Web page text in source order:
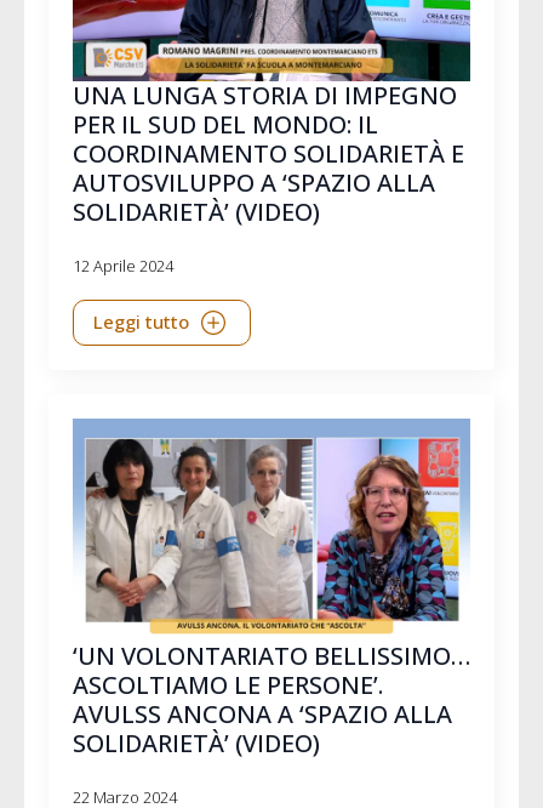
UNA LUNGA STORIA DI IMPEGNO
PER IL SUD DEL MONDO: IL
COORDINAMENTO SOLIDARIETÀ E
AUTOSVILUPPO A ‘SPAZIO ALLA
SOLIDARIETÀ’ (VIDEO)
12 Aprile 2024
Leggi tutto
‘UN VOLONTARIATO BELLISSIMO…
ASCOLTIAMO LE PERSONE’.
AVULSS ANCONA A ‘SPAZIO ALLA
SOLIDARIETÀ’ (VIDEO)
22 Marzo 2024